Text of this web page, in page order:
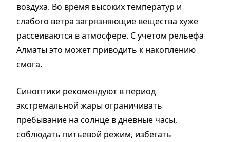
воздуха. Во время высоких температур и
слабого ветра загрязняющие вещества хуже
рассеиваются в атмосфере. С учетом рельефа
Алматы это может приводить к накоплению
смога.
Синоптики рекомендуют в период
экстремальной жары ограничивать
пребывание на солнце в дневные часы,
соблюдать питьевой режим, избегать